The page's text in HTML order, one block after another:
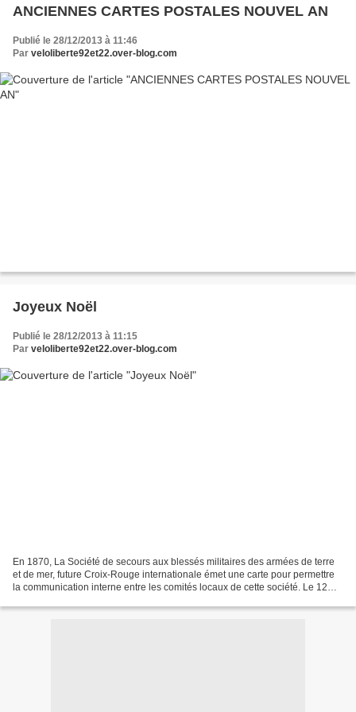
ANCIENNES CARTES POSTALES NOUVEL AN
Publié le 28/12/2013 à 11:46
Par veloliberte92et22.over-blog.com
Joyeux Noël
Publié le 28/12/2013 à 11:15
Par veloliberte92et22.over-blog.com
En 1870, La Société de secours aux blessés militaires des armées de terre
et de mer, future Croix-Rouge internationale émet une carte pour permettre
la communication interne entre les comités locaux de cette société. Le 12